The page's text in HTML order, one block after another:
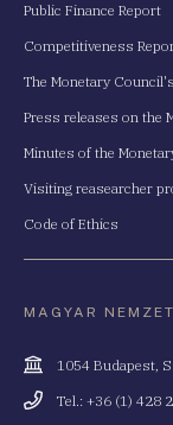
Public Finance Report
Competitiveness
The Monetary
Press releases on the
Minutes of the
Visiting reasearcher
Code of Ethics
MAGYAR
Cím
1054 Budapest,
Telefonszám
Tel.: +36 (1) 428